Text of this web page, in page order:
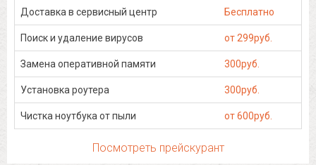
Доставка в сервисный центр Бесплатно
Поиск и удаление вирусов от 299руб.
Замена оперативной памяти 300руб.
Установка роутера 300руб.
Чистка ноутбука от пыли от 600руб.
Посмотреть прейскурант